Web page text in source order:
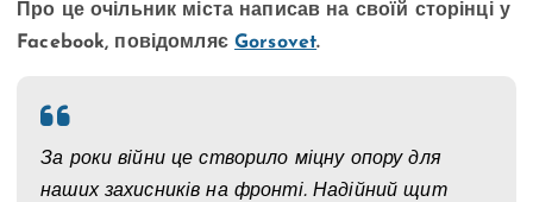
Про це очільник міста написав на своїй сторінці у
Facebook, повідомляєGorsovet.
За роки війни це створило міцну опору для
наших захисників на фронті. Надійний щит